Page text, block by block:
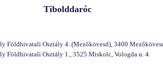
Tibolddaróc
Osztály 4. (Mezőkövesd), 3400
Földhivatali Osztály 1., 3525 Miskolc, Vologda u. 4.